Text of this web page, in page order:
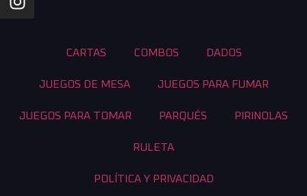
CARTAS COMBOS DADOS
JUEGOS DE MESA JUEGOS PARA FUMAR
JUEGOS PARA TOMAR PARQUÉS PIRINOLAS
RULETA
POLÍTICA Y PRIVACIDAD